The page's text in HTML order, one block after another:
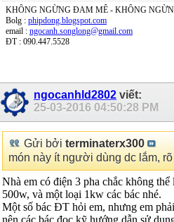
KHÔNG NGỪNG ĐAM MÊ - KHÔNG
Bolg : phipdong.blogspot.com
email : ngocanh.songlong@gmail.com
ĐT : 090.447.5528
ngocanhld2802 viết:
25-03-2016 04:50:28 PM
Gửi bởi terminaterx300
món này ít người dùng dc lắm,
Nhà em có điện 3 pha chắc không thể
500w, và một loại 1kw các bác nhé.
Một số bác ĐT hỏi em, nhưng em
nên các bác đọc kỹ hướng dẫn sử